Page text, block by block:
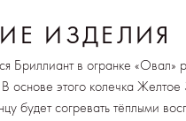
ИЗДЕЛИЯ
Бриллиант в огранке «Овал»
основе этого колечка
будет согревать тёплыми